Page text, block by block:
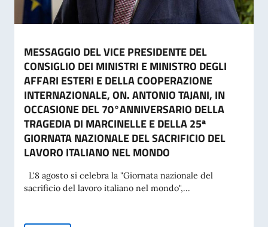
MESSAGGIO DEL VICE PRESIDENTE DEL
CONSIGLIO DEI MINISTRI E MINISTRO DEGLI
AFFARI ESTERI E DELLA COOPERAZIONE
INTERNAZIONALE, ON. ANTONIO TAJANI, IN
OCCASIONE DEL 70°ANNIVERSARIO DELLA
TRAGEDIA DI MARCINELLE E DELLA 25ª
GIORNATA NAZIONALE DEL SACRIFICIO DEL
LAVORO ITALIANO NEL MONDO
L'8 agosto si celebra la "Giornata nazionale del
sacrificio del lavoro italiano nel mondo",...